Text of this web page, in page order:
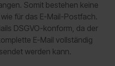
Somit bestehen keine
für das E-Mail-Postfach.
DSGVO-konform, da der
E-Mail vollständig
werden kann.